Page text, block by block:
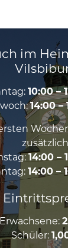
im
10:00 –
14:00 –
14:00 –
14:00 –
Schüler: